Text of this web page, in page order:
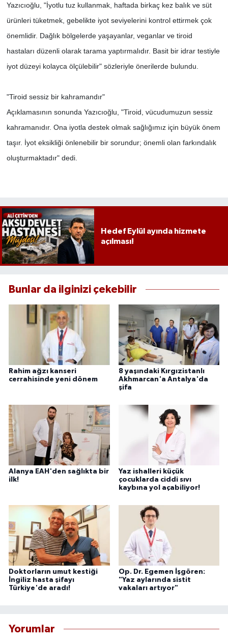
Yazıcıoğlu, "İyotlu tuz kullanmak, haftada birkaç kez balık ve süt
ürünleri tüketmek, gebelikte iyot seviyelerini kontrol ettirmek çok
önemlidir. Dağlık bölgelerde yaşayanlar, veganlar ve tiroid
hastaları düzenli olarak tarama yaptırmalıdır. Basit bir idrar testiyle
iyot düzeyi kolayca ölçülebilir" sözleriyle önerilerde bulundu.
"Tiroid sessiz bir kahramandır"
Açıklamasının sonunda Yazıcıoğlu, "Tiroid, vücudumuzun sessiz
kahramanıdır. Ona iyotla destek olmak sağlığımız için büyük önem
taşır. İyot eksikliği önlenebilir bir sorundur; önemli olan farkındalık
oluşturmaktadır" dedi.
Hedef Eylül ayında hizmete
açılması!
Bunlar da ilginizi çekebilir
Rahim ağzı kanseri
cerrahisinde yeni dönem
8 yaşındaki Kırgızistanlı
Akhmarcan'a Antalya'da
şifa
Alanya EAH'den sağlıkta bir
ilk!
Yaz ishalleri küçük
çocuklarda ciddi sıvı
kaybına yol açabiliyor!
Doktorların umut kestiği
İngiliz hasta şifayı
Türkiye'de aradı!
Op. Dr. Egemen İşgören:
"Yaz aylarında sistit
vakaları artıyor"
Yorumlar